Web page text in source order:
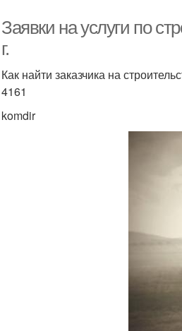
Заявки на услуги по
г.
Как найти заказчика на
4161
komdir